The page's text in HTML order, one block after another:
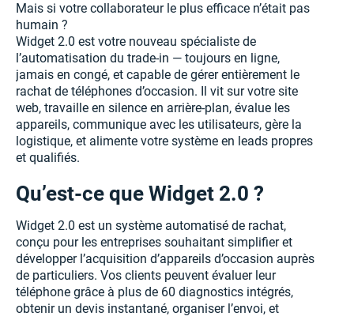
Mais si votre collaborateur le plus efficace n’était pas
humain ?
Widget 2.0 est votre nouveau spécialiste de
l’automatisation du trade-in — toujours en ligne,
jamais en congé, et capable de gérer entièrement le
rachat de téléphones d’occasion. Il vit sur votre site
web, travaille en silence en arrière-plan, évalue les
appareils, communique avec les utilisateurs, gère la
logistique, et alimente votre système en leads propres
et qualifiés.
Qu’est-ce que Widget 2.0 ?
Widget 2.0 est un système automatisé de rachat,
conçu pour les entreprises souhaitant simplifier et
développer l’acquisition d’appareils d’occasion auprès
de particuliers. Vos clients peuvent évaluer leur
téléphone grâce à plus de 60 diagnostics intégrés,
obtenir un devis instantané, organiser l’envoi, et